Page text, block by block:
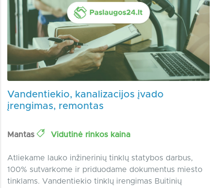
Vandentiekio, kanalizacijos įvado
įrengimas, remontas
Mantas Vidutinė rinkos kaina
Atliekame lauko inžinerinių tinklų statybos darbus,
100% sutvarkome ir priduodame dokumentus miesto
tinklams. Vandentiekio tinklų irengimas Buitinių